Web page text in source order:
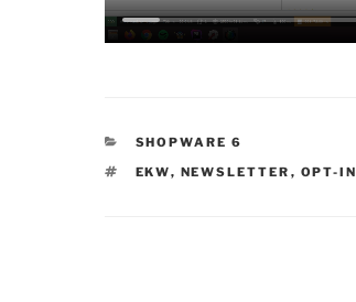
KATEGORIEN
SHOPWARE 6
SCHLAGWÖRTER
EKW, NEWSLETTER , OPT-IN